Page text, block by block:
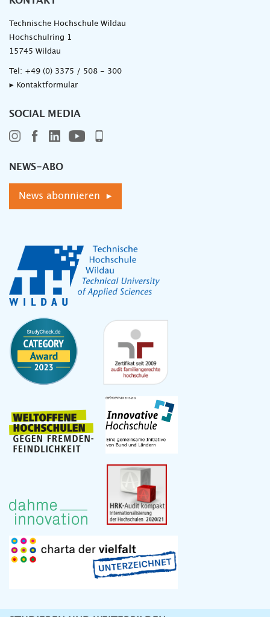
Technische Hochschule Wildau
Hochschulring 1
15745 Wildau
Tel: +49 (0) 3375 / 508 - 300
▸ Kontaktformular
SOCIAL MEDIA
NEWS-ABO
News abonnieren ▸